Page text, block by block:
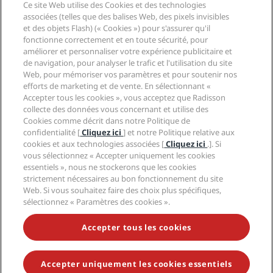
Nouveaux et futurs hôtels
Application Radisson Hotels
Hôtels adaptés aux sportifs
Hôtels adaptés aux Familles
Santé et sécurité
Radisson Hotel Group
Médias
Carrières RHG
Carrières PPHE
Carrières EHL
The Club by RHG
Opportunités de développement
Entreprise responsable
Approvisionnement
Légal
Centre de confidentialité
Mentions légales
Conditions générales Radisson Rewards
Contrat d’utilisation du site
Accessibilité numérique
Déclaration sur l’esclavage moderne
Aide
Avis aux consommateurs
Contact
FAQ
Plan du site
Médias sociaux
Marques Radisson Hotels
NE MANQUEZ AUCUNE DE NOS OFFRES LES PLUS
POPULAIRES
© 2026 Radisson Hotel Group.Tous droits réservés. RHG Radisson
Ce site Web utilise des Cookies et des technologies
associées (telles que des balises Web, des pixels invisibles
et des objets Flash) (« Cookies ») pour s'assurer qu'il
fonctionne correctement et en toute sécurité, pour
améliorer et personnaliser votre expérience publicitaire et
de navigation, pour analyser le trafic et l'utilisation du site
Web, pour mémoriser vos paramètres et pour soutenir nos
efforts de marketing et de vente. En sélectionnant «
Accepter tous les cookies », vous acceptez que Radisson
collecte des données vous concernant et utilise des
Cookies comme décrit dans notre Politique de
confidentialité [Cliquez ici] et notre Politique relative aux
cookies et aux technologies associées [Cliquez ici .]. Si
vous sélectionnez « Accepter uniquement les cookies
essentiels », nous ne stockerons que les cookies
strictement nécessaires au bon fonctionnement du site
Web. Si vous souhaitez faire des choix plus spécifiques,
sélectionnez « Paramètres des cookies ».
Accepter tous les cookies
Accepter uniquement les cookies essentiels